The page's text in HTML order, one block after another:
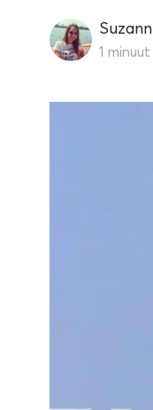
Suzanne van
1